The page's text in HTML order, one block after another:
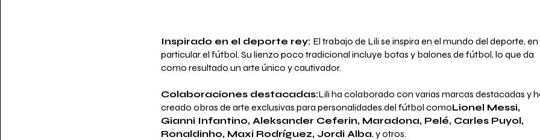
Inspirado en el deporte rey: El trabajo de Lili se inspira en el mundo del deporte, en
particular el fútbol. Su lienzo poco tradicional incluye botas y balones de fútbol, lo que da
como resultado un arte único y cautivador.
Colaboraciones destacadas:Lili ha colaborado con varias marcas destacadas y
creado obras de arte exclusivas para personalidades del fútbol comoLionel Messi,
Gianni Infantino, Aleksander Ceferin, Maradona, Pelé, Carles Puyol,
Ronaldinho, Maxi Rodríguez, Jordi Alba, y otros.